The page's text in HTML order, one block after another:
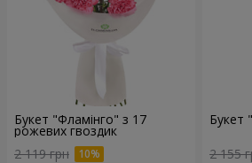
Букет "Фламінго" з 17
рожевих гвоздик
2 119 грн
Букет
2 155